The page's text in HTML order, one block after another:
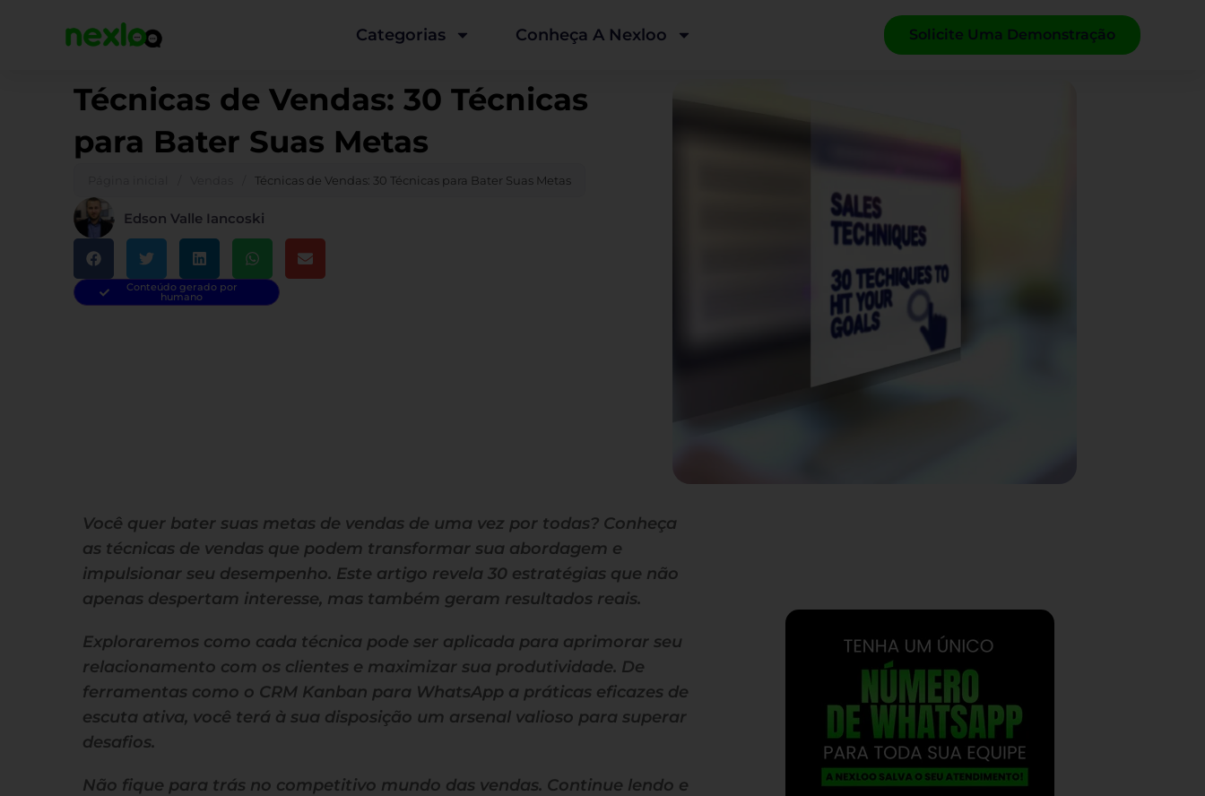
Categorias Conheça A Nexloo Solicite Uma Demonstração
Técnicas de Vendas: 30 Técnicas
para Bater Suas Metas
Técnicas de Vendas: 30 Técnicas para Bater Suas Metas
Edson Valle Iancoski
Conteúdo gerado por
humano
Você quer bater suas metas de vendas de uma vez por todas? Conheça
as técnicas de vendas que podem transformar sua abordagem e
impulsionar seu desempenho. Este artigo revela 30 estratégias que não
apenas despertam interesse, mas também geram resultados reais.
Exploraremos como cada técnica pode ser aplicada para aprimorar seu
relacionamento com os clientes e maximizar sua produtividade. De
ferramentas como o CRM Kanban para WhatsApp a práticas eficazes de
escuta ativa, você terá à sua disposição um arsenal valioso para superar
desafios.
Não fique para trás no competitivo mundo das vendas. Continue lendo e